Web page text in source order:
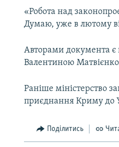
«Робота над
Думаю, уже в лютому
Авторами документа є
Валентиною
Раніше міністерство
приєднання Криму до
Поділитись